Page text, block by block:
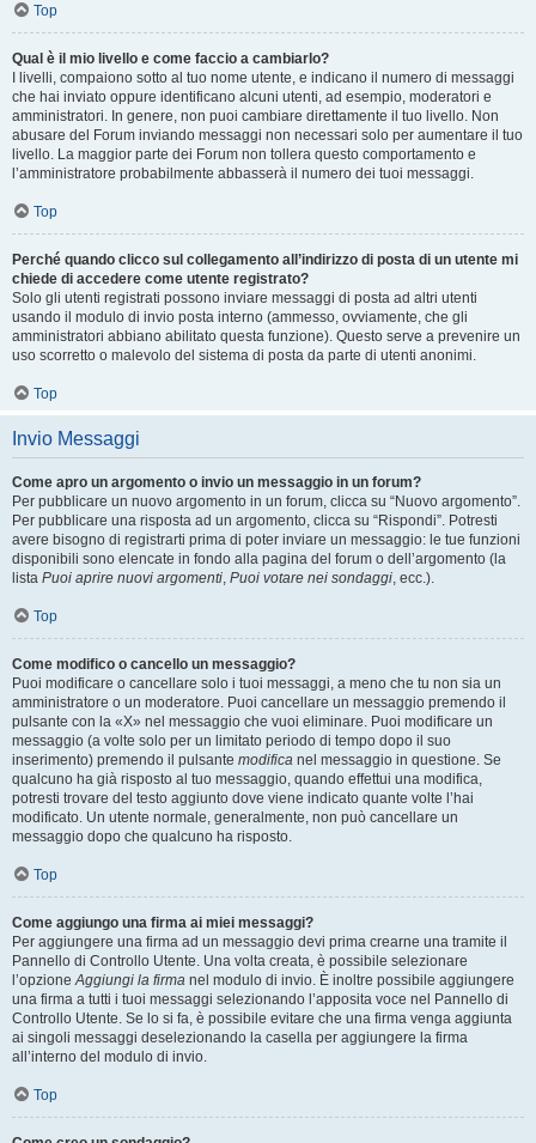
Top
Qual è il mio livello e come faccio a cambiarlo?
I livelli, compaiono sotto al tuo nome utente, e indicano il numero di messaggi
che hai inviato oppure identificano alcuni utenti, ad esempio, moderatori e
amministratori. In genere, non puoi cambiare direttamente il tuo livello. Non
abusare del Forum inviando messaggi non necessari solo per aumentare il tuo
livello. La maggior parte dei Forum non tollera questo comportamento e
l’amministratore probabilmente abbasserà il numero dei tuoi messaggi.
Top
Perché quando clicco sul collegamento all’indirizzo di posta di un utente mi
chiede di accedere come utente registrato?
Solo gli utenti registrati possono inviare messaggi di posta ad altri utenti
usando il modulo di invio posta interno (ammesso, ovviamente, che gli
amministratori abbiano abilitato questa funzione). Questo serve a prevenire un
uso scorretto o malevolo del sistema di posta da parte di utenti anonimi.
Top
Invio Messaggi
Come apro un argomento o invio un messaggio in un forum?
Per pubblicare un nuovo argomento in un forum, clicca su “Nuovo argomento”.
Per pubblicare una risposta ad un argomento, clicca su “Rispondi”. Potresti
avere bisogno di registrarti prima di poter inviare un messaggio: le tue funzioni
disponibili sono elencate in fondo alla pagina del forum o dell’argomento (la
lista Puoi aprire nuovi argomenti, Puoi votare nei sondaggi, ecc.).
Top
Come modifico o cancello un messaggio?
Puoi modificare o cancellare solo i tuoi messaggi, a meno che tu non sia un
amministratore o un moderatore. Puoi cancellare un messaggio premendo il
pulsante con la «X» nel messaggio che vuoi eliminare. Puoi modificare un
messaggio (a volte solo per un limitato periodo di tempo dopo il suo
inserimento) premendo il pulsante modifica nel messaggio in questione. Se
qualcuno ha già risposto al tuo messaggio, quando effettui una modifica,
potresti trovare del testo aggiunto dove viene indicato quante volte l’hai
modificato. Un utente normale, generalmente, non può cancellare un
messaggio dopo che qualcuno ha risposto.
Top
Come aggiungo una firma ai miei messaggi?
Per aggiungere una firma ad un messaggio devi prima crearne una tramite il
Pannello di Controllo Utente. Una volta creata, è possibile selezionare
l’opzioneAggiungi la firma nel modulo di invio. È inoltre possibile aggiungere
una firma a tutti i tuoi messaggi selezionando l’apposita voce nel Pannello di
Controllo Utente. Se lo si fa, è possibile evitare che una firma venga aggiunta
ai singoli messaggi deselezionando la casella per aggiungere la firma
all’interno del modulo di invio.
Top